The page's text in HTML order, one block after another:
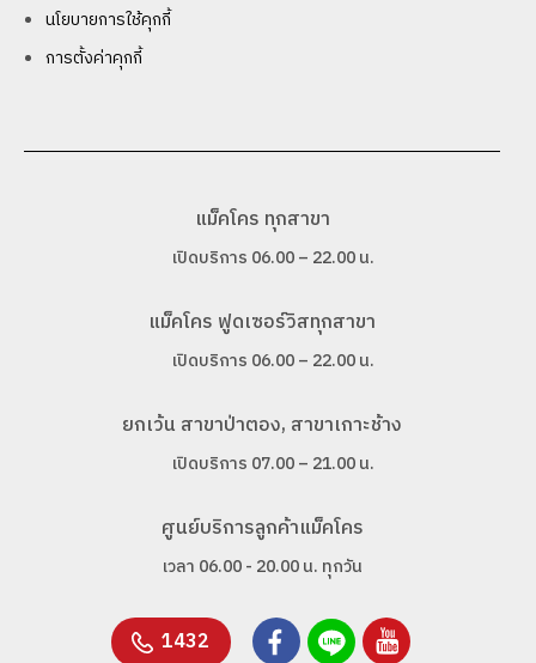
นโยบายการใช้คุกกี้
การตั้งค่าคุกกี้
แม็คโคร ทุกสาขา
เปิดบริการ 06.00 – 22.00 น.
แม็คโคร ฟูดเซอร์วิสทุกสาขา
เปิดบริการ 06.00 – 22.00 น.
ยกเว้น สาขาป่าตอง, สาขาเกาะช้าง
เปิดบริการ 07.00 – 21.00 น.
ศูนย์บริการลูกค้าแม็คโคร
เวลา 06.00 - 20.00 น. ทุกวัน
1432